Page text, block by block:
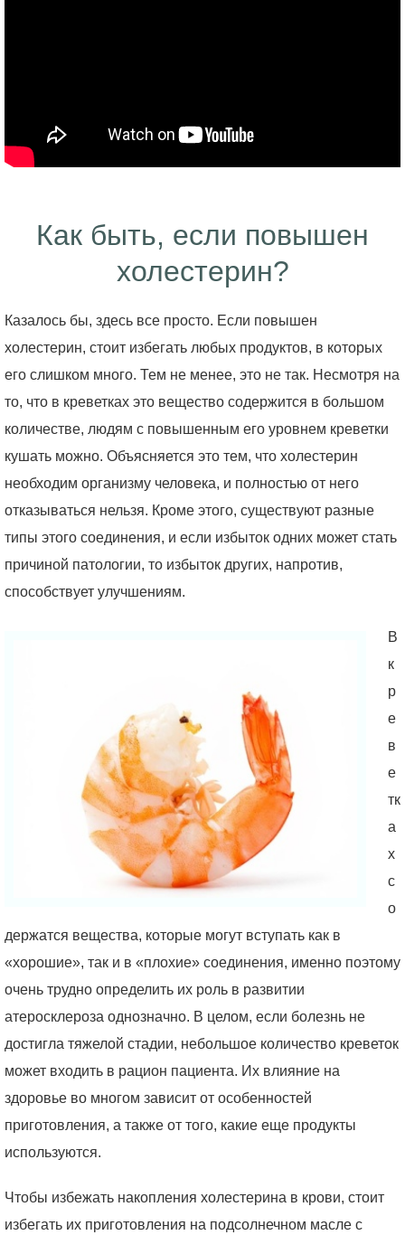
Как быть, если повышен
холестерин?
Казалось бы, здесь все просто. Если повышен
холестерин, стоит избегать любых продуктов, в которых
его слишком много. Тем не менее, это не так. Несмотря на
то, что в креветках это вещество содержится в большом
количестве, людям с повышенным его уровнем креветки
кушать можно. Объясняется это тем, что холестерин
необходим организму человека, и полностью от него
отказываться нельзя. Кроме этого, существуют разные
типы этого соединения, и если избыток одних может стать
причиной патологии, то избыток других, напротив,
способствует улучшениям.
В
к
р
е
в
е
тк
а
х
с
о
держатся вещества, которые могут вступать как в
«хорошие», так и в «плохие» соединения, именно поэтому
очень трудно определить их роль в развитии
атеросклероза однозначно. В целом, если болезнь не
достигла тяжелой стадии, небольшое количество креветок
может входить в рацион пациента. Их влияние на
здоровье во многом зависит от особенностей
приготовления, а также от того, какие еще продукты
используются.
Чтобы избежать накопления холестерина в крови, стоит
избегать их приготовления на подсолнечном масле с